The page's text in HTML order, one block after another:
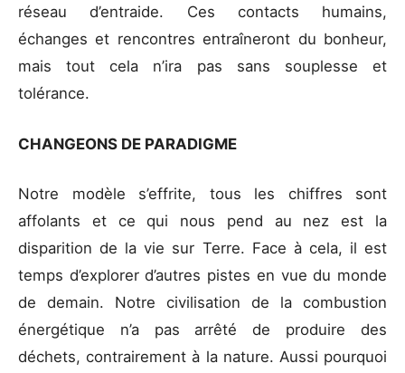
réseau d’entraide. Ces contacts humains,
échanges et rencontres entraîneront du bonheur,
mais tout cela n’ira pas sans souplesse et
tolérance.
CHANGEONS DE PARADIGME
Notre modèle s’effrite, tous les chiffres sont
affolants et ce qui nous pend au nez est la
disparition de la vie sur Terre. Face à cela, il est
temps d’explorer d’autres pistes en vue du monde
de demain. Notre civilisation de la combustion
énergétique n’a pas arrêté de produire des
déchets, contrairement à la nature. Aussi pourquoi